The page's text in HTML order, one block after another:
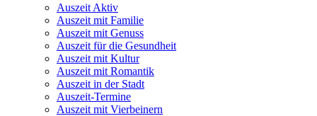
Auszeit Aktiv
Auszeit mit Familie
Auszeit mit Genuss
Auszeit für die Gesundheit
Auszeit mit Kultur
Auszeit mit Romantik
Auszeit in der Stadt
Auszeit-Termine
Auszeit mit Vierbeinern